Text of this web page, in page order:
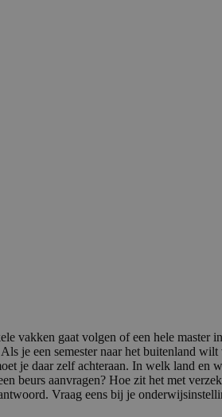
vakken gaat volgen of een hele master
je een semester naar het buitenland
je daar zelf achteraan. In welk land
beurs aanvragen? Hoe zit het met
Vraag eens bij je